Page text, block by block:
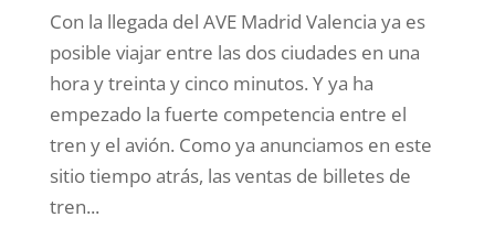
Con la llegada del AVE Madrid Valencia ya es
posible viajar entre las dos ciudades en una
hora y treinta y cinco minutos. Y ya ha
empezado la fuerte competencia entre el
tren y el avión. Como ya anunciamos en este
sitio tiempo atrás, las ventas de billetes de
tren...